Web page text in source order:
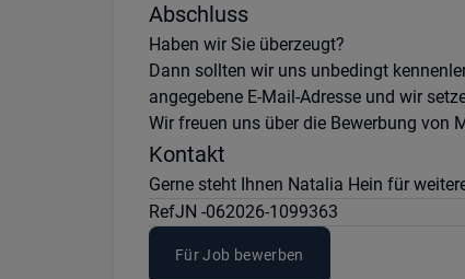
Abschluss
Haben wir Sie überzeugt?
Dann sollten wir uns unbedingt
angegebene E-Mail-Adresse und wir
Wir freuen uns über die Bewerbung von
Kontakt
Gerne steht Ihnen Natalia Hein für
RefJN -062026-1099363
Für Job bewerben